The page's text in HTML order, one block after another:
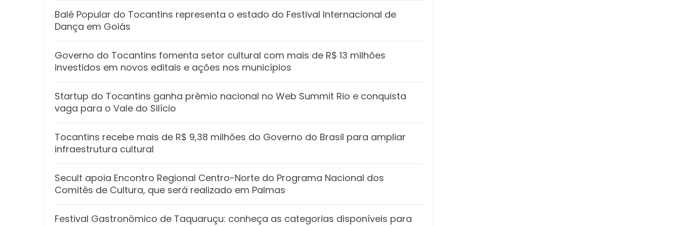
Balé Popular do Tocantins representa o estado do Festival Internacional de
Dança em Goiás
Governo do Tocantins fomenta setor cultural com mais de R$ 13 milhões
investidos em novos editais e ações nos municípios
Startup do Tocantins ganha prêmio nacional no Web Summit Rio e conquista
vaga para o Vale do Silício
Tocantins recebe mais de R$ 9,38 milhões do Governo do Brasil para ampliar
infraestrutura cultural
Secult apoia Encontro Regional Centro-Norte do Programa Nacional dos
Comitês de Cultura, que será realizado em Palmas
Festival Gastronômico de Taquaruçu: conheça as categorias disponíveis para